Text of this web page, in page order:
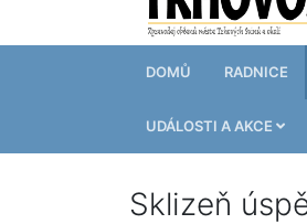
DOMŮ RADNICE
UDÁLOSTI A AKCE
Sklizeň